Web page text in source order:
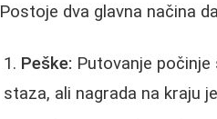
Postoje dva glavna načina
Peške: Putovanje
staza, ali nagrada na kraju